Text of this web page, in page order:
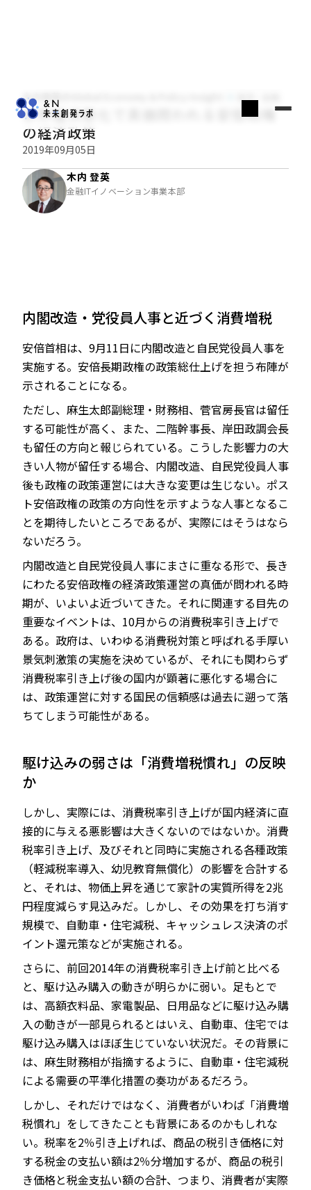
JP EN
木内登英のGlobal Economy & Policy Insight
世界経済悪化で真価問われる安倍政権
の経済政策
2019年09月05日
木内 登英
金融ITイノベーション事業本部
内閣改造・党役員人事と近づく消費増税
安倍首相は、9月11日に内閣改造と自民党役員人事を
実施する。安倍長期政権の政策総仕上げを担う布陣が
示されることになる。
ただし、麻生太郎副総理・財務相、菅官房長官は留任
する可能性が高く、また、二階幹事長、岸田政調会長
も留任の方向と報じられている。こうした影響力の大
きい人物が留任する場合、内閣改造、自民党役員人事
後も政権の政策運営には大きな変更は生じない。ポス
ト安倍政権の政策の方向性を示すような人事となるこ
とを期待したいところであるが、実際にはそうはなら
ないだろう。
内閣改造と自民党役員人事にまさに重なる形で、長き
にわたる安倍政権の経済政策運営の真価が問われる時
期が、いよいよ近づいてきた。それに関連する目先の
重要なイベントは、10月からの消費税率引き上げで
ある。政府は、いわゆる消費税対策と呼ばれる手厚い
景気刺激策の実施を決めているが、それにも関わらず
消費税率引き上げ後の国内が顕著に悪化する場合に
は、政策運営に対する国民の信頼感は過去に遡って落
ちてしまう可能性がある。
駆け込みの弱さは「消費増税慣れ」の反映
か
しかし、実際には、消費税率引き上げが国内経済に直
接的に与える悪影響は大きくないのではないか。消費
税率引き上げ、及びそれと同時に実施される各種政策
（軽減税率導入、幼児教育無償化）の影響を合計する
と、それは、物価上昇を通じて家計の実質所得を2兆
円程度減らす見込みだ。しかし、その効果を打ち消す
規模で、自動車・住宅減税、キャッシュレス決済のポ
イント還元策などが実施される。
さらに、前回2014年の消費税率引き上げ前と比べる
と、駆け込み購入の動きが明らかに弱い。足もとで
は、高額衣料品、家電製品、日用品などに駆け込み購
入の動きが一部見られるとはいえ、自動車、住宅では
駆け込み購入はほぼ生じていない状況だ。その背景に
は、麻生財務相が指摘するように、自動車・住宅減税
による需要の平準化措置の奏功があるだろう。
しかし、それだけではなく、消費者がいわば「消費増
税慣れ」をしてきたことも背景にあるのかもしれな
い。税率を2％引き上げれば、商品の税引き価格に対
する税金の支払い額は2％分増加するが、商品の税引
き価格と税金支払い額の合計、つまり、消費者が実際